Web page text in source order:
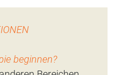
beginnen?